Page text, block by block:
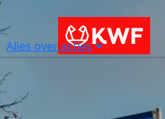
Alles over acties